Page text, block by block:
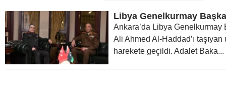
Ankara’da Libya Genelkurmay
Ali Ahmed Al-Haddad’ı
harekete geçildi. Adalet Baka...